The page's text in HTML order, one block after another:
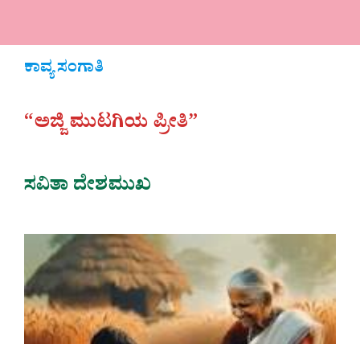
ಕಾವ್ಯ ಸಂಗಾತಿ
“ಅಜ್ಜಿ ಮುಟಗಿಯ ಪ್ರೀತಿ”
ಸವಿತಾ ದೇಶಮುಖ